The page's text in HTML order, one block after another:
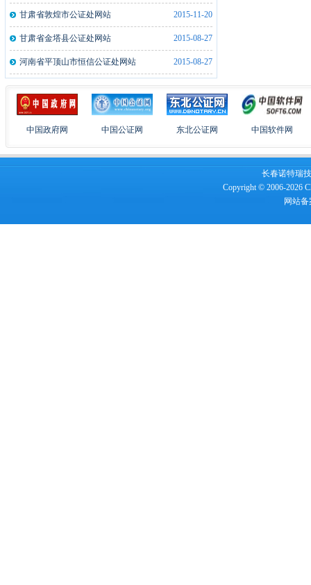
湖南俊昇伟业信息科技有限公司公证处.. 2020-05-10
山西忻州市泰和公证处指纹采集仪5台 2019-05-10
山西忻州市泰和公证处指纹采集仪5台 2019-05-13
安徽来安县公证处指纹采集仪2台 2019-01-21
河南洛阳市洛龙公证处指纹采集仪2台 2019-01-21
甘肃省敦煌市公证处网站 2015-11-20
甘肃省金塔县公证处网站 2015-08-27
河南省平顶山市恒信公证处网站 2015-08-27
中国政府网 中国公证网 东北公证网 中国软件网
长春诺特瑞
Copyright © 2006-2026
网站